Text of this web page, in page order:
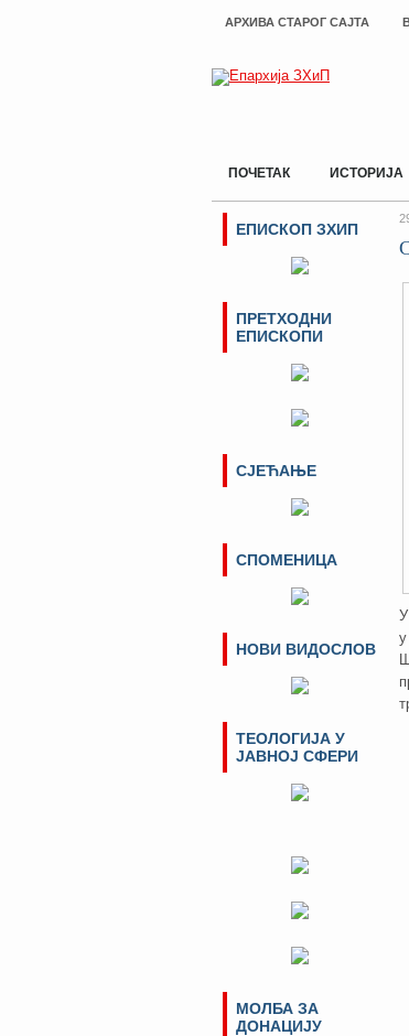
АРХИВА СТАРОГ САЈТА
ПОЧЕТАК ИСТОРИЈА
ЕПИСКОП ЗХИП
ПРЕТХОДНИ
ЕПИСКОПИ
СЈЕЋАЊЕ
СПОМЕНИЦА
НОВИ ВИДОСЛОВ
ТЕОЛОГИЈА У
ЈАВНОЈ СФЕРИ
МОЛБА ЗА
ДОНАЦИЈУ